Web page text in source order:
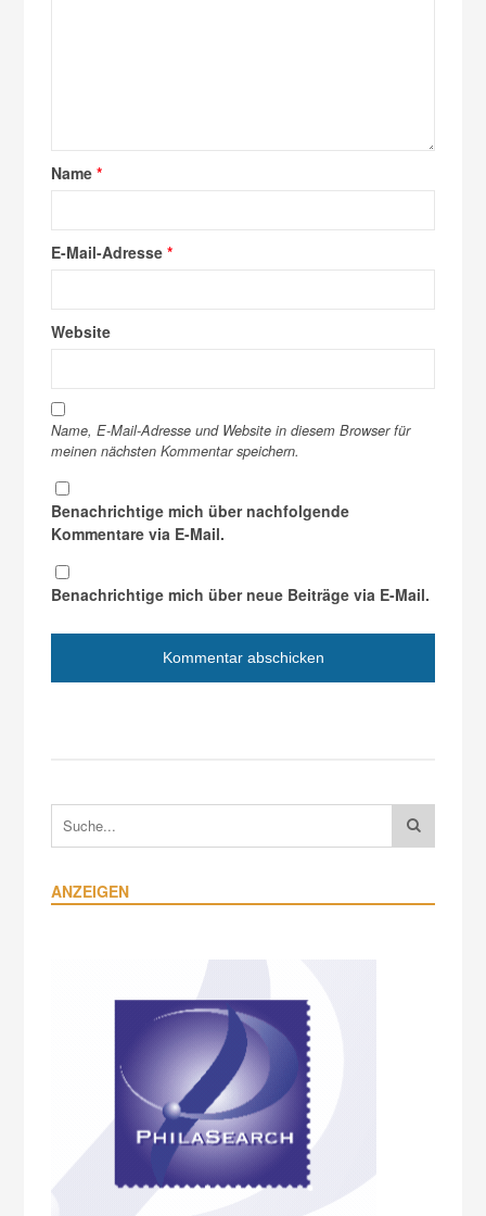
Name*
E-Mail-Adresse*
Website
Name, E-Mail-Adresse und Website in diesem Browser für
meinen nächsten Kommentar speichern.
Benachrichtige mich über nachfolgende
Kommentare via E-Mail.
Benachrichtige mich über neue Beiträge via E-Mail.
ANZEIGEN